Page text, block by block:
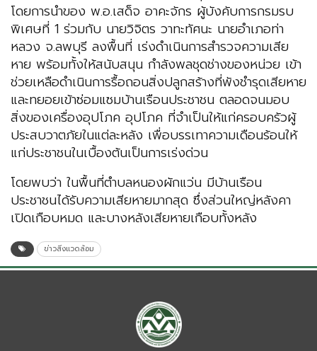
โดยการนำของ พ.อ.เสด็จ อาคะจักร ผู้บังคับการกรมรบ
พิเศษที่ 1 ร่วมกับ นายวิจิตร วาทะทัศนะ นายอำเภอท่า
หลวง จ.ลพบุรี ลงพื้นที่ เร่งดำเนินการสำรวจความเสีย
หาย พร้อมทั้งให้สนับสนุน กำลังพลชุดช่างของหน่วย เข้า
ช่วยเหลือดำเนินการรื้อถอนสิ่งปลูกสร้างที่พังชำรุดเสียหาย
และทยอยเข้าซ่อมแซมบ้านเรือนประชาชน ตลอดจนมอบ
สิ่งของเครื่องอุปโภค อุปโภค ที่จำเป็นให้แก่ครอบครัวผู้
ประสบวาตภัยในแต่ละหลัง เพื่อบรรเทาความเดือนร้อนให้
แก่ประชาชนในเบื้องต้นเป็นการเร่งด่วน
โดยพบว่า ในพื้นที่ตำบลหนองผักแว่น มีบ้านเรือน
ประชาชนได้รับความเสียหายมากสุด ซึ่งส่วนใหญ่หลังคา
เปิดเกือบหมด และบางหลังเสียหายเกือบทั้งหลัง
ข่าวสิ่งแวดล้อม